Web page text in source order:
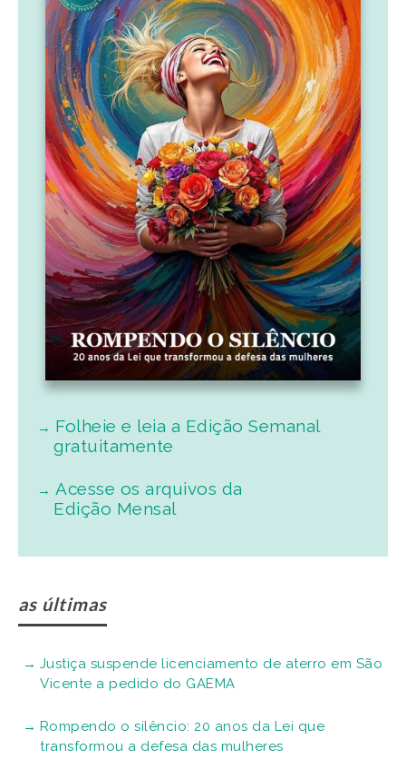
Folheie e leia a Edição Semanal
gratuitamente
Acesse os arquivos da
Edição Mensal
as últimas
Justiça suspende licenciamento de aterro em São
Vicente a pedido do GAEMA
Rompendo o silêncio: 20 anos da Lei que
transformou a defesa das mulheres